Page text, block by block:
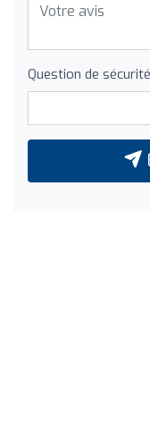
Question de